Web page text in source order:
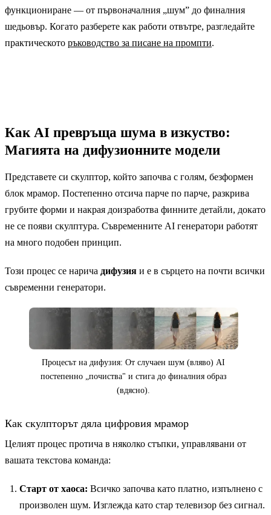
функциониране — от първоначалния „шум” до финалния
шедьовър. Когато разберете как работи отвътре, разгледайте
практическото ръководство за писане на промпти.
Как AI превръща шума в изкуство:
Магията на дифузионните модели
Представете си скулптор, който започва с голям, безформен
блок мрамор. Постепенно отсича парче по парче, разкрива
грубите форми и накрая доизработва финните детайли, докато
не се появи скулптура. Съвременните AI генератори работят
на много подобен принцип.
Този процес се нарича дифузия и е в сърцето на почти всички
съвременни генератори.
Процесът на дифузия: От случаен шум (вляво) AI
постепенно „почиства" и стига до финалния образ
(вдясно).
Как скулпторът дяла цифровия мрамор
Целият процес протича в няколко стъпки, управлявани от
вашата текстова команда:
Старт от хаоса: Всичко започва като платно, изпълнено с
произволен шум. Изглежда като стар телевизор без сигнал.